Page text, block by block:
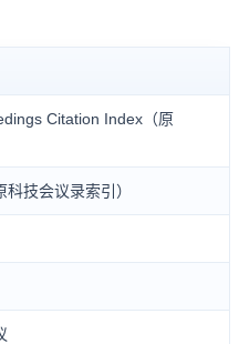
Citation Index（原
技会议录索引）